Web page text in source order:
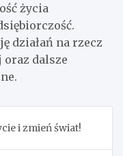
życia
działań na rzecz
oraz dalsze
i zmień świat!